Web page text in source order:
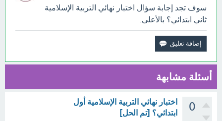
سوف تجد إجابة سؤال اختبار نهائي التربية الإسلامية
ثاني ابتدائي؟ بالأعلى.
أسئلة مشابهة
0
اختبار نهائي التربية الإسلامية أول
ابتدائي؟ [تم الحل]